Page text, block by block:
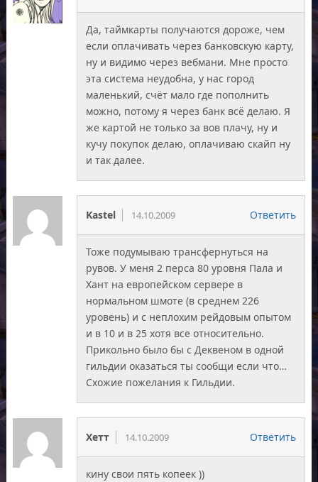
Да, таймкарты получаются дороже, чем
если оплачивать через банковскую карту,
ну и видимо через вебмани. Мне просто
эта система неудобна, у нас город
маленький, счёт мало где пополнить
можно, потому я через банк всё делаю. Я
же картой не только за вов плачу, ну и
кучу покупок делаю, оплачиваю скайп ну
и так далее.
Kastel 14.10.2009 Ответить
Тоже подумываю трансфернуться на
рувов. У меня 2 перса 80 уровня Пала и
Хант на европейском сервере в
нормальном шмоте (в среднем 226
уровень) и с неплохим рейдовым опытом
и в 10 и в 25 хотя все относительно.
Прикольно было бы с Деквеном в одной
гильдии оказаться ты сообщи если что…
Схожие пожелания к Гильдии.
Хетт 14.10.2009 Ответить
кину свои пять копеек ))